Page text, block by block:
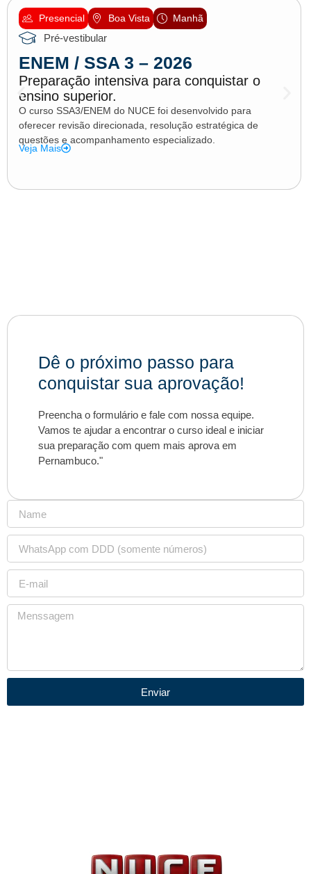
Presencial Boa Vista Manhã
Pré-vestibular
ENEM / SSA 3 – 2026
Preparação intensiva para conquistar o
ensino superior.
O curso SSA3/ENEM do NUCE foi desenvolvido para
oferecer revisão direcionada, resolução estratégica de
questões e acompanhamento especializado.
Veja Mais
Dê o próximo passo para
conquistar sua aprovação!
Preencha o formulário e fale com nossa equipe.
Vamos te ajudar a encontrar o curso ideal e iniciar
sua preparação com quem mais aprova em
Pernambuco."
Enviar